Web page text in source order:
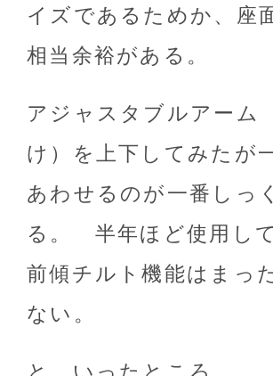
イズであるためか、座
相当余裕がある。
アジャスタブルアーム
け）を上下してみたが
あわせるのが一番しっ
る。 半年ほど使用して
前傾チルト機能はまっ
ない。